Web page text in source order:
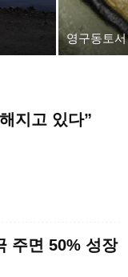
영구동토서
지고 있다”
주면 50% 성장